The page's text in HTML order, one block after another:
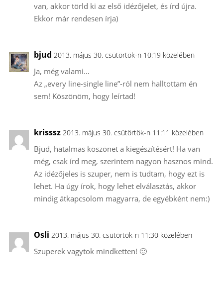
van, akkor törld ki az első idézőjelet, és írd újra.
Ekkor már rendesen írja)
bjud 2013. május 30. csütörtök-n 10:19 közelében
Ja, még valami…
Az „every line-single line”-ról nem halltottam én
sem! Köszönöm, hogy leírtad!
krisssz 2013. május 30. csütörtök-n 11:11 közelében
Bjud, hatalmas köszönet a kiegészítésért! Ha van
még, csak írd meg, szerintem nagyon hasznos mind.
Az idézőjeles is szuper, nem is tudtam, hogy ezt is
lehet. Ha úgy írok, hogy lehet elválasztás, akkor
mindig átkapcsolom magyarra, de egyébként nem:)
Osli 2013. május 30. csütörtök-n 11:30 közelében
Szuperek vagytok mindketten! 🙂